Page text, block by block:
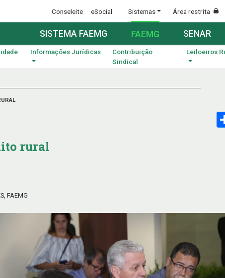
Conseleite eSocial Sistemas Área restrita
SISTEMA FAEMG FAEMG SENAR
Informações Jurídicas
Contribuição
Sindical
Leiloeiros
rural
FAEMG